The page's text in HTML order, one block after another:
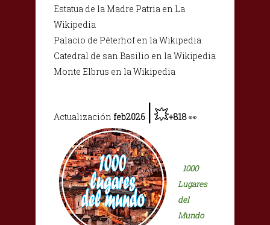
Estatua de la Madre Patria en La
Wikipedia
Palacio de Pêterhof en la Wikipedia
Catedral de san Basilio en la Wikipedia
Monte Elbrus en la Wikipedia
Actualización feb2026 |💥+818👀
1000
Lugares
del
Mundo